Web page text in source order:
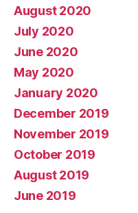
August 2020
July 2020
June 2020
May 2020
January 2020
December 2019
November 2019
October 2019
August 2019
June 2019